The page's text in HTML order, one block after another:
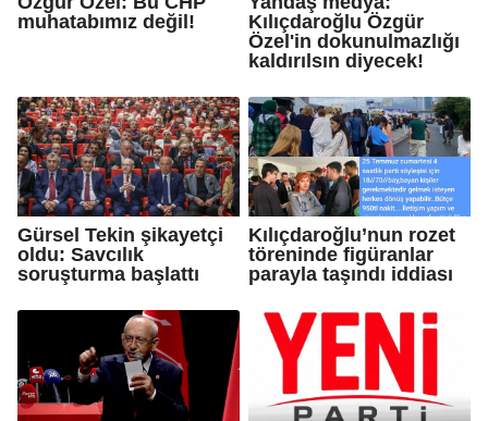
muhatabımız değil!
Kılıçdaroğlu Özgür
Özel'in dokunulmazlığı
kaldırılsın diyecek!
Gürsel Tekin şikayetçi
oldu: Savcılık
soruşturma başlattı
Kılıçdaroğlu’nun rozet
töreninde figüranlar
parayla taşındı iddiası